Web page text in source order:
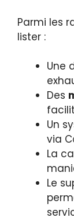
Parmi les
lister :
Une
Des
Un
via
La
Le